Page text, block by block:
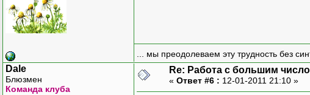
... мы преодолеваем эту трудность без
Dale
Блюзмен
Команда клуба
Re: Работа с большим
« Ответ #6 : 12-01-2011 21:10 »